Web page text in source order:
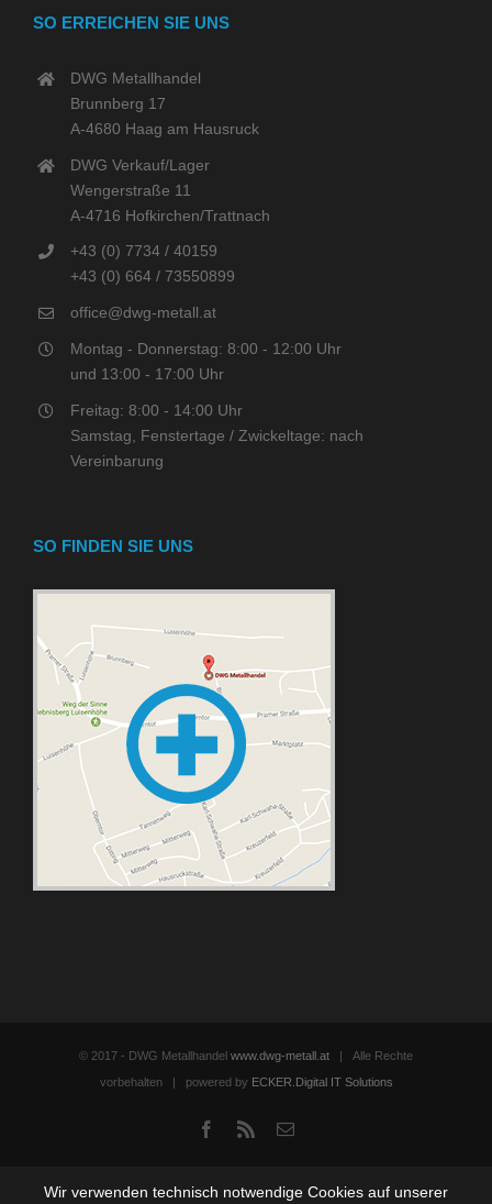
SO ERREICHEN SIE UNS
DWG Metallhandel
Brunnberg 17
A-4680 Haag am Hausruck
DWG Verkauf/Lager
Wengerstraße 11
A-4716 Hofkirchen/Trattnach
+43 (0) 7734 / 40159
+43 (0) 664 / 73550899
office@dwg-metall.at
Montag - Donnerstag: 8:00 - 12:00 Uhr
und 13:00 - 17:00 Uhr
Freitag: 8:00 - 14:00 Uhr
Samstag, Fenstertage / Zwickeltage: nach
Vereinbarung
SO FINDEN SIE UNS
© 2017 - DWG Metallhandel www.dwg-metall.at | Alle Rechte
vorbehalten | powered by ECKER.Digital IT Solutions
Facebook
Rss Email
Wir verwenden technisch notwendige Cookies auf unserer